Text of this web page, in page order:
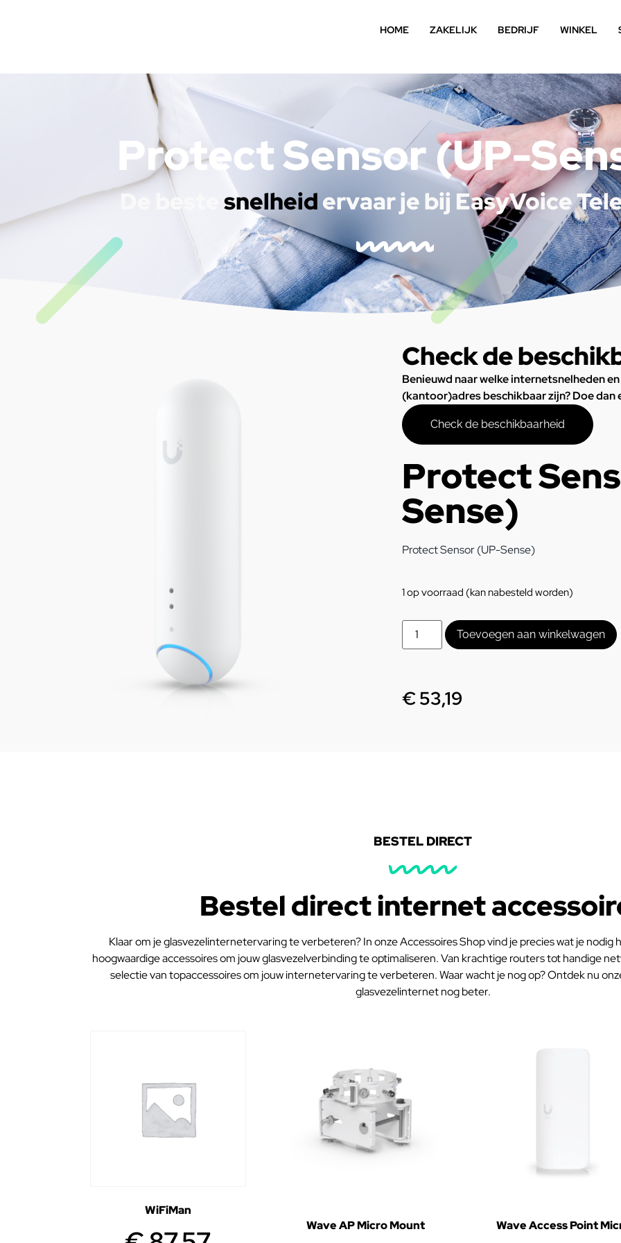
HOME ZAKELIJK BEDRIJF WINKEL
Protect Sensor (UP-
De beste snelheidervaar je bij EasyVoice
Check de
Benieuwd naar welke internetsnelheden
(kantoor)adres beschikbaar zijn? Doe
Check de beschikbaarheid
Protect
Sense)
Protect Sensor (UP-Sense)
1 op voorraad (kan nabesteld worden)
Toevoegen aan winkelwagen
€53,19
BESTEL DIRECT
Bestel direct internet
Klaar om je glasvezelinternetervaring te verbeteren? In onze Accessoires Shop vind je precies wat je nodig
hoogwaardige accessoires om jouw glasvezelverbinding te optimaliseren. Van krachtige routers tot handige
selectie van topaccessoires om jouw internetervaring te verbeteren. Waar wacht je nog op? Ontdek nu
glasvezelinternet nog beter.
WiFiMan
Wave AP Micro Mount Wave Access Point